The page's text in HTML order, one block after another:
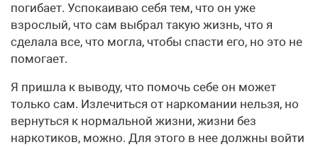
погибает. Успокаиваю себя тем, что он уже
взрослый, что сам выбрал такую жизнь, что я
сделала все, что могла, чтобы спасти его, но это не
помогает.
Я пришла к выводу, что помочь себе он может
только сам. Излечиться от наркомании нельзя, но
вернуться к нормальной жизни, жизни без
наркотиков, можно. Для этого в нее должны войти